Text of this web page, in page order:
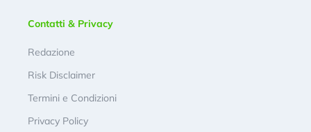
Contatti & Privacy
Redazione
Risk Disclaimer
Termini e Condizioni
Privacy Policy